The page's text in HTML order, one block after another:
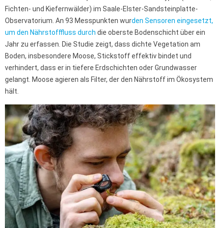
Fichten- und Kiefernwälder) im Saale-Elster-Sandsteinplatte-
Observatorium. An 93 Messpunkten wurden Sensoren eingesetzt,
um den Nährstofffluss durch die oberste Bodenschicht über ein
Jahr zu erfassen. Die Studie zeigt, dass dichte Vegetation am
Boden, insbesondere Moose, Stickstoff effektiv bindet und
verhindert, dass er in tiefere Erdschichten oder Grundwasser
gelangt. Moose agieren als Filter, der den Nährstoff im Ökosystem
hält.